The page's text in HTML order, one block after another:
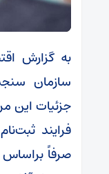
به گزارش
سازمان
جزئیات این
فرایند